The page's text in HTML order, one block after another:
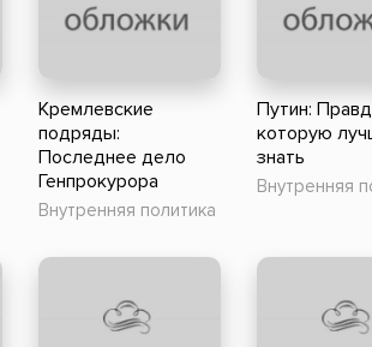
Научные издания
Юмор и сатира
Кремлевские
подряды:
Последнее дело
Генпрокурора
Внутренняя политика
Путин:
которую
знать
Внутренняя